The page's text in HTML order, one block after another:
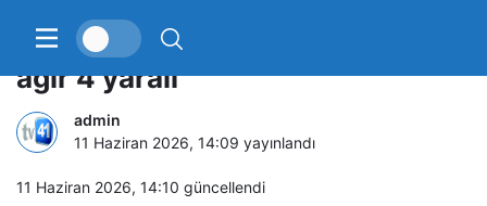
Ford Otosan’da büyük kaza: 1’i
ağır 4 yaralı
admin
11 Haziran 2026, 14:09 yayınlandı
11 Haziran 2026, 14:10 güncellendi